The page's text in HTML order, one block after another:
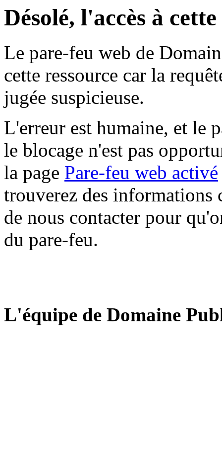
Désolé, l'accès à
Le pare-feu web de
cette ressource car la
jugée suspicieuse.
L'erreur est humaine, et le
le blocage n'est pas
la page Pare-feu web activé
trouverez des informations
de nous contacter pour
du pare-feu.
L'équipe de Domaine